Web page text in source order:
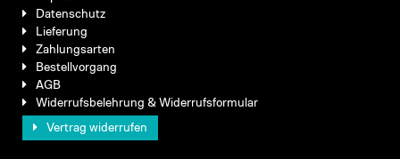
Datenschutz
Lieferung
Zahlungsarten
Bestellvorgang
AGB
Widerrufsbelehrung & Widerrufsformular
Vertrag widerrufen